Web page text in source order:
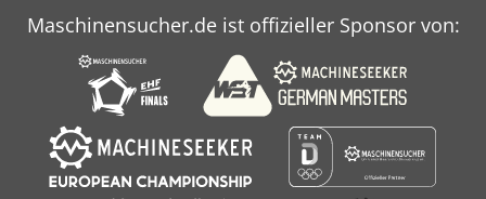
Maschinensucher.de ist offizieller Sponsor von: